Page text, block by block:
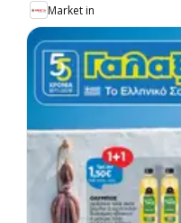
Market in